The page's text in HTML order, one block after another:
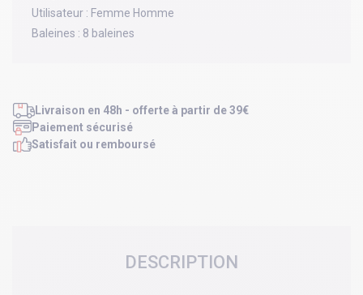
Utilisateur : Femme Homme
Baleines : 8 baleines
Livraison en 48h - offerte à partir de 39€
Paiement sécurisé
Satisfait ou remboursé
DESCRIPTION